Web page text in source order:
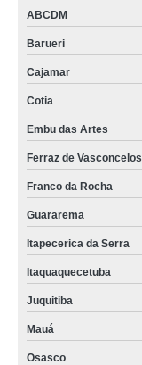
ABCDM
Barueri
Cajamar
Cotia
Embu das Artes
Ferraz de Vasconcelos
Franco da Rocha
Guararema
Itapecerica da Serra
Itaquaquecetuba
Juquitiba
Mauá
Osasco